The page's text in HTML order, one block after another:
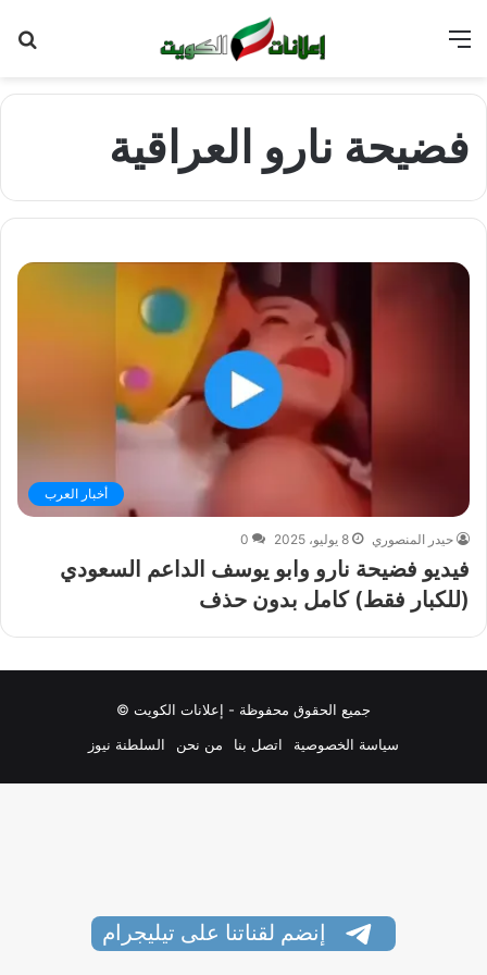
فضيحة نارو العراقية
أخبار العرب
حيدر المنصوري 8 يوليو، 2025 0
فيديو فضيحة نارو وابو يوسف الداعم السعودي
(للكبار فقط) كامل بدون حذف
جميع الحقوق محفوظة - إعلانات الكويت ©
سياسة الخصوصية
اتصل بنا من نحن السلطنة نيوز
إنضم لقناتنا على تيليجرام